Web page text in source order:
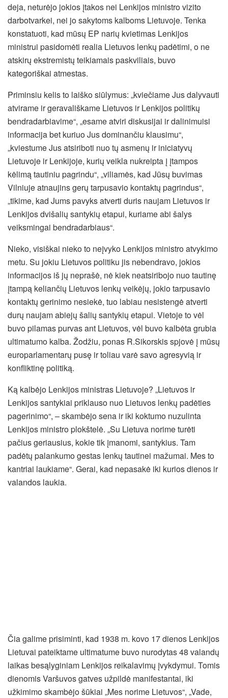
deja, neturėjo jokios įtakos nei Lenkijos ministro vizito
darbotvarkei, nei jo sakytoms kalboms Lietuvoje. Tenka
konstatuoti, kad mūsų EP narių kvietimas Lenkijos
ministrui pasidomėti realia Lietuvos lenkų padėtimi, o ne
atskirų ekstremistų teikiamais paskviliais, buvo
kategoriškai atmestas.
Priminsiu kelis to laiško siūlymus: „kviečiame Jus dalyvauti
atvirame ir geravališkame Lietuvos ir Lenkijos politikų
bendradarbiavime“, „esame atviri diskusijai ir dalinimuisi
informacija bet kuriuo Jus dominančiu klausimu“,
„kviestume Jus atsiriboti nuo tų asmenų ir iniciatyvų
Lietuvoje ir Lenkijoje, kurių veikla nukreipta į įtampos
kėlimą tautiniu pagrindu“, „viliamės, kad Jūsų buvimas
Vilniuje atnaujins gerų tarpusavio kontaktų pagrindus“,
„tikime, kad Jums pavyks atverti duris naujam Lietuvos ir
Lenkijos dvišalių santykių etapui, kuriame abi šalys
veiksmingai bendradarbiaus“.
Nieko, visiškai nieko to neįvyko Lenkijos ministro atvykimo
metu. Su jokiu Lietuvos politiku jis nebendravo, jokios
informacijos iš jų neprašė, nė kiek neatsiribojo nuo tautinę
įtampą keliančių Lietuvos lenkų veikėjų, jokio tarpusavio
kontaktų gerinimo nesiekė, tuo labiau nesistengė atverti
durų naujam abiejų šalių santykių etapui. Vietoje to vėl
buvo pilamas purvas ant Lietuvos, vėl buvo kalbėta grubia
ultimatumo kalba. Žodžiu, ponas R.Sikorskis spjovė į mūsų
europarlamentarų pusę ir toliau varė savo agresyvią ir
konfliktinę politiką.
Ką kalbėjo Lenkijos ministras Lietuvoje? „Lietuvos ir
Lenkijos santykiai priklauso nuo Lietuvos lenkų padėties
pagerinimo“, – skambėjo sena ir iki koktumo nuzulinta
Lenkijos ministro plokštelė. „Su Lietuva norime turėti
pačius geriausius, kokie tik įmanomi, santykius. Tam
padėtų palankumo gestas lenkų tautinei mažumai. Mes to
kantriai laukiame“. Gerai, kad nepasakė iki kurios dienos ir
valandos laukia.
Čia galime prisiminti, kad 1938 m. kovo 17 dienos Lenkijos
Lietuvai pateiktame ultimatume buvo nurodytas 48 valandų
laikas besąlyginiam Lenkijos reikalavimų įvykdymui. Tomis
dienomis Varšuvos gatves užpildė manifestantai, iki
užkimimo skambėjo šūkiai „Mes norime Lietuvos“, „Vade,